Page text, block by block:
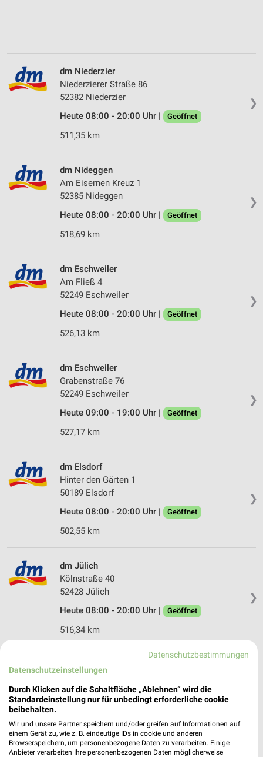
❯
dm Niederzier
Niederzierer Straße 86
52382 Niederzier
Heute 08:00 - 20:00 Uhr |
Geöffnet
511,35 km
❯
dm Nideggen
Am Eisernen Kreuz 1
52385 Nideggen
Heute 08:00 - 20:00 Uhr |
Geöffnet
518,69 km
❯
dm Eschweiler
Am Fließ 4
52249 Eschweiler
Heute 08:00 - 20:00 Uhr |
Geöffnet
526,13 km
❯
dm Eschweiler
Grabenstraße 76
52249 Eschweiler
Heute 09:00 - 19:00 Uhr |
Geöffnet
527,17 km
❯
dm Elsdorf
Hinter den Gärten 1
50189 Elsdorf
Heute 08:00 - 20:00 Uhr |
Geöffnet
502,55 km
❯
dm Jülich
Kölnstraße 40
52428 Jülich
Heute 08:00 - 20:00 Uhr |
Geöffnet
516,34 km
dm Zülpich
Römerallee 48d
53909 Zülpich
507,68 km
Datenschutzbestimmungen
Datenschutzeinstellungen
Durch Klicken auf die Schaltfläche „Ablehnen“ wird die
Standardeinstellung nur für unbedingt erforderliche cookie
beibehalten.
Wir und unsere Partner speichern und/oder greifen auf Informationen auf
einem Gerät zu, wie z. B. eindeutige IDs in cookie und anderen
Browserspeichern, um personenbezogene Daten zu verarbeiten. Einige
Anbieter verarbeiten Ihre personenbezogenen Daten möglicherweise